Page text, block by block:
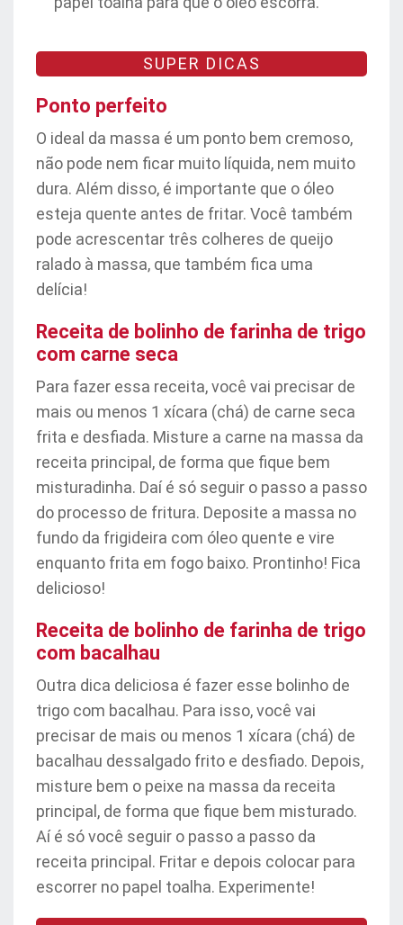
SUPER DICAS
Ponto perfeito
O ideal da massa é um ponto bem cremoso,
não pode nem ficar muito líquida, nem muito
dura. Além disso, é importante que o óleo
esteja quente antes de fritar. Você também
pode acrescentar três colheres de queijo
ralado à massa, que também fica uma
delícia!
Receita de bolinho de farinha de trigo
com carne seca
Para fazer essa receita, você vai precisar de
mais ou menos 1 xícara (chá) de carne seca
frita e desfiada. Misture a carne na massa da
receita principal, de forma que fique bem
misturadinha. Daí é só seguir o passo a passo
do processo de fritura. Deposite a massa no
fundo da frigideira com óleo quente e vire
enquanto frita em fogo baixo. Prontinho! Fica
delicioso!
Receita de bolinho de farinha de trigo
com bacalhau
Outra dica deliciosa é fazer esse bolinho de
trigo com bacalhau. Para isso, você vai
precisar de mais ou menos 1 xícara (chá) de
bacalhau dessalgado frito e desfiado. Depois,
misture bem o peixe na massa da receita
principal, de forma que fique bem misturado.
Aí é só você seguir o passo a passo da
receita principal. Fritar e depois colocar para
escorrer no papel toalha. Experimente!